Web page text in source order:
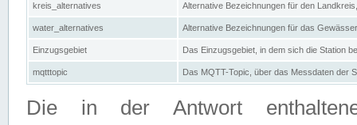
kreis_alternatives Alternative Bezeichnungen für den
water_alternatives Alternative Bezeichnungen für das
Einzugsgebiet Das Einzugsgebiet, in dem sich die Station
mqtttopic Das MQTT-Topic, über das Messdaten der
Die in der Antwort